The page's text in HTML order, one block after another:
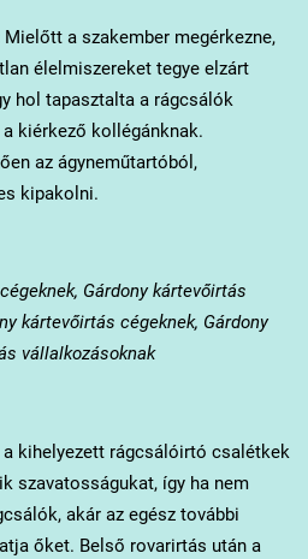
Mielőtt a szakember megérkezne,
élelmiszereket tegye elzárt
hol tapasztalta a rágcsálók
kiérkező kollégánknak.
az ágyneműtartóból,
kipakolni.
Gárdony kártevőirtás
kártevőirtás cégeknek, Gárdony
vállalkozásoknak
kihelyezett rágcsálóirtó csalétkek
szavatosságukat, így ha nem
akár az egész további
őket. Belső rovarirtás után a